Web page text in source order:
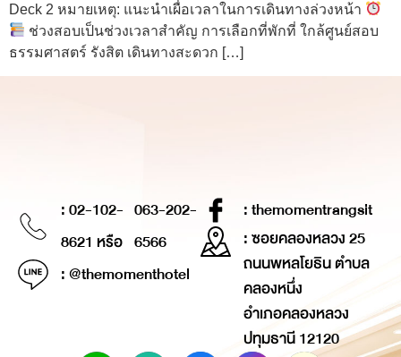
Deck 2 หมายเหตุ: แนะนำเผื่อเวลาในการเดินทางล่วงหน้า
ช่วงสอบเป็นช่วงเวลาสำคัญ การเลือกที่พักที่ ใกล้ศูนย์สอบ
ธรรมศาสตร์ รังสิต เดินทางสะดวก […]
: 02-102-
8621 หรือ
063-202-
6566
: @themomenthotel
: themomentrangsit
: ซอยคลองหลวง 25
ถนนพหลโยธิน ตำบล
คลองหนึ่ง
อำเภอคลองหลวง
ปทุมธานี 12120